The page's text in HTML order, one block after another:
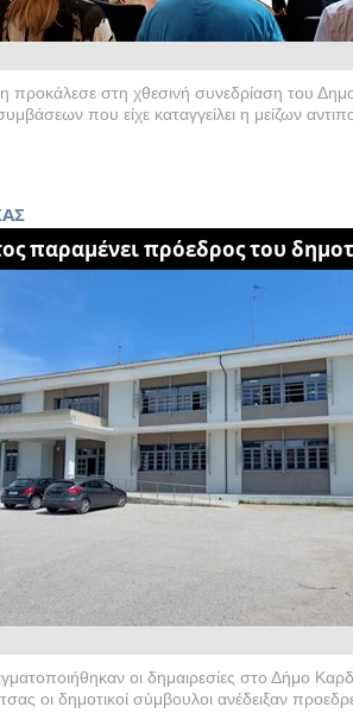
προκάλεσε στη χθεσινή συνεδρίαση του
που είχε καταγγείλει η μείζων
παραμένει πρόεδρος του
οι δημαιρεσίες στο Δήμο
οι δημοτικοί σύμβουλοι ανέδειξαν